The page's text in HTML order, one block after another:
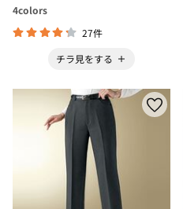
4colors
27件
チラ見をする